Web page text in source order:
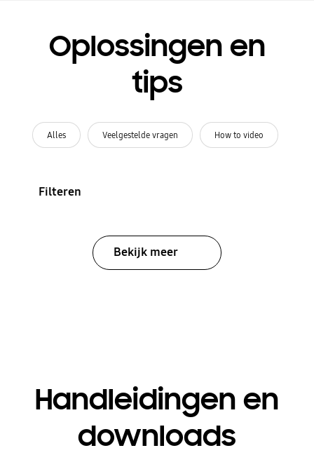
Oplossingen en
tips
Alles Veelgestelde vragen How to video
Filteren
Bekijk meer
Handleidingen en
downloads